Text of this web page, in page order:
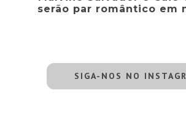
serão par romântico em
SIGA-NOS NO